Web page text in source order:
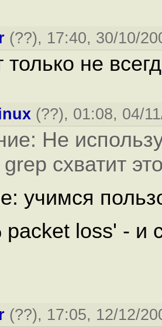
(??), 17:40, 30/10/
только не
(??), 01:08, 04/
Не
grep схватит
учимся
loss' - и
(??), 17:05, 12/12/